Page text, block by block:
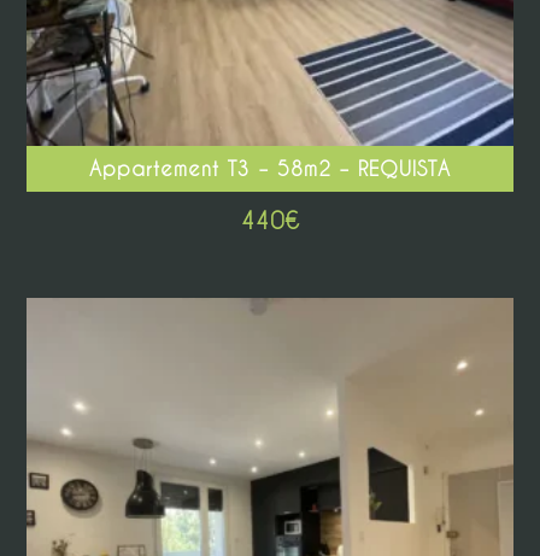
Appartement T3 – 58m2 – REQUISTA
440€